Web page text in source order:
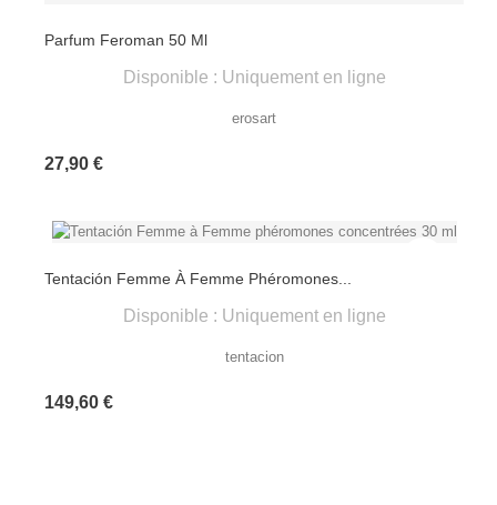
Parfum Feroman 50 Ml
Disponible : Uniquement en ligne
erosart
27,90 €Prix
Tentación Femme À Femme Phéromones...
Disponible : Uniquement en ligne
tentacion
149,60 €Prix